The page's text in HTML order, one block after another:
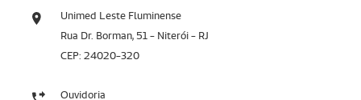
Unimed Leste Fluminense
Rua Dr. Borman, 51 - Niterói - RJ
CEP: 24020-320
Ouvidoria